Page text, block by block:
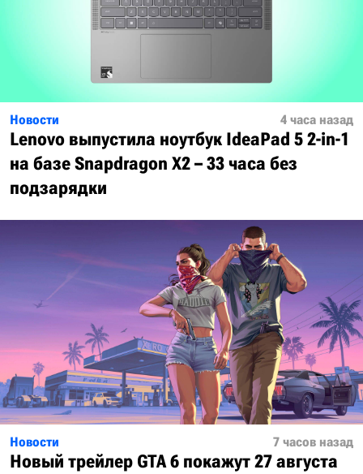
Новости 4 часа назад
Lenovo выпустила ноутбук IdeaPad 5 2-in-1
на базе Snapdragon X2 – 33 часа без
подзарядки
Новости 7 часов назад
Новый трейлер GTA 6 покажут 27 августа